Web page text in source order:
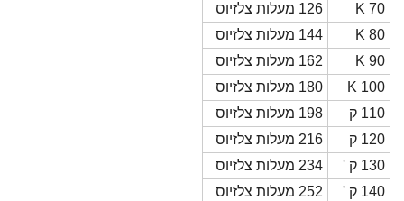
70 K
126 מעלות צלזיוס
80 K
144 מעלות צלזיוס
90 K
162 מעלות צלזיוס
100 K
180 מעלות צלזיוס
110 ק
198 מעלות צלזיוס
120 ק
216 מעלות צלזיוס
130 ק '
234 מעלות צלזיוס
140 ק '
252 מעלות צלזיוס